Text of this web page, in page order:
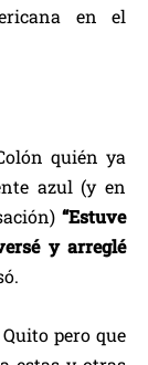
en el
quién ya
azul (y en
“Estuve
y arreglé
pero que